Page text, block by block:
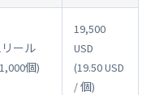
ール
個)
19,500
USD
(19.50 USD
/ 個)